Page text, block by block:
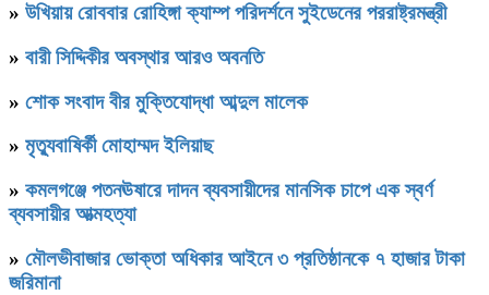
» উখিয়ায় রোববার রোহিঙ্গা ক্যাম্প পরিদর্শনে সুইডেনের পররাষ্ট্রমন্ত্রী
» বারী সিদ্দিকীর অবস্থার আরও অবনতি
» শোক সংবাদ বীর মুক্তিযোদ্ধা আব্দুল মালেক
» মৃত্যুবাষির্কী মোহাম্মদ ইলিয়াছ
» কমলগঞ্জে পতনঊষারে দাদন ব্যবসায়ীদের মানসিক চাপে এক স্বর্ণ
ব্যবসায়ীর আত্মহত্যা
» মৌলভীবাজার ভোক্তা অধিকার আইনে ৩ প্রতিষ্ঠানকে ৭ হাজার টাকা
জরিমানা